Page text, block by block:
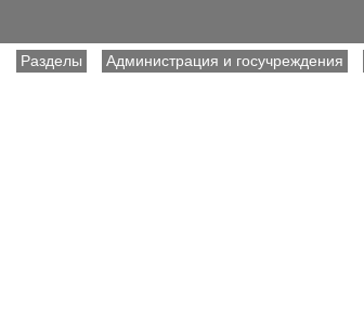
Разделы Администрация и госучреждения